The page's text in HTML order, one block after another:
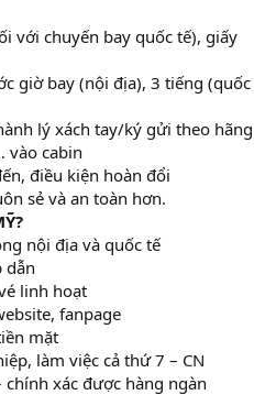
với chuyến bay quốc tế), giấy
giờ bay (nội địa), 3 tiếng (quốc
lý xách tay/ký gửi theo hãng
vào cabin
điều kiện hoàn đổi
sẻ và an toàn hơn.
nội địa và quốc tế
dẫn
linh hoạt
fanpage
mặt
làm việc cả thứ 7 – CN
xác được hàng ngàn